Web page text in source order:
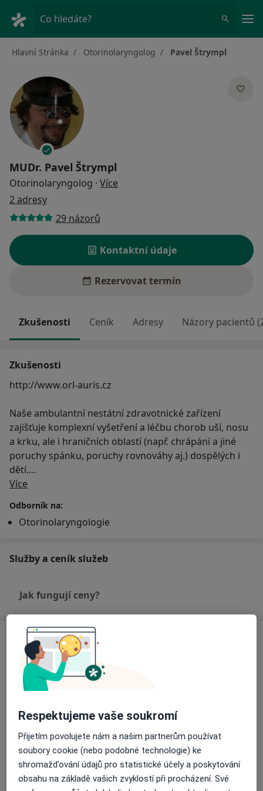
Co hledáte?
Hlavní Stránka Otorinolaryngolog Pavel Štrympl
MUDr. Pavel Štrympl
Otorinolaryngolog · Více
2 adresy
29 názorů
Kontaktní údaje
Rezervovat termín
Zkušenosti Ceník Adresy Názory pacientů
Zkušenosti
http://www.orl-auris.cz
Naše ambulantní nestátní zdravotnické zařízení
zajišťuje komplexní vyšetření a léčbu chorob uší, nosu
a krku, ale i hraničních oblastí (např. chrápání a jiné
poruchy spánku, poruchy rovnováhy aj.) dospělých i
dětí.
praktického lékaře.
Více
Odborník na:
Otorinolaryngologie
Služby a ceník služeb
Jak fungují ceny?
Adresy (2)
Adresa 1 Adresa 2
Ambulance ORL- Auris s.r.o., Ostrava
Přiblížit mapuse otevře v nové záložce
Dostupnost
Na této adrese online kalendář není aktivní
Respektujeme vaše soukromí
Přijetím povolujete nám a našim partnerům používat
soubory cookie (nebo podobné technologie) ke
shromažďování údajů pro statistické účely a poskytování
obsahu na základě vašich zvyklostí při procházení. Své